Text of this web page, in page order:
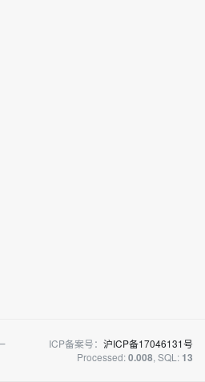
ICP备案号： 沪ICP备17046131号
Processed:0.008, SQL: 13